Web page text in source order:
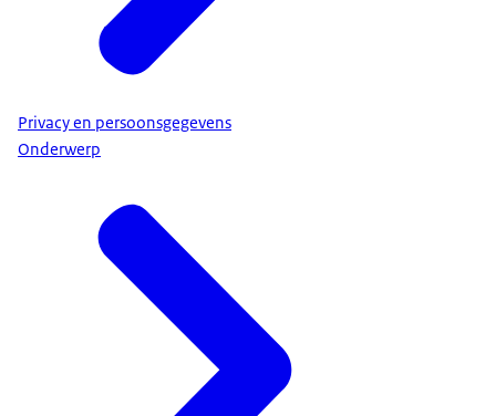
Privacy en persoonsgegevens
Onderwerp